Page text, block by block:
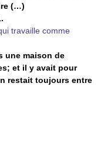
(…)
travaille comme
une maison de
et il y avait pour
restait toujours entre